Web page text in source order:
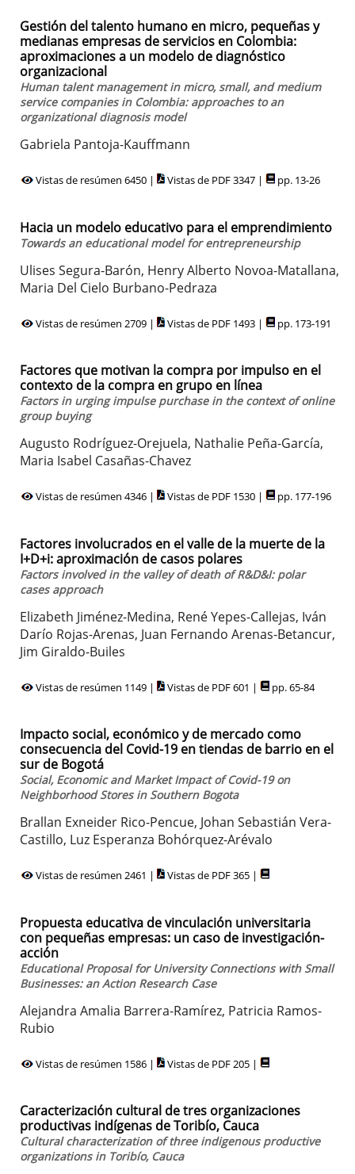
Gestión del talento humano en micro, pequeñas y
medianas empresas de servicios en Colombia:
aproximaciones a un modelo de diagnóstico
organizacional
Human talent management in micro, small, and medium
service companies in Colombia: approaches to an
organizational diagnosis model
Gabriela Pantoja-Kauffmann
Vistas de resúmen 6450 | Vistas de PDF 3347 | pp. 13-26
Hacia un modelo educativo para el emprendimiento
Towards an educational model for entrepreneurship
Ulises Segura-Barón, Henry Alberto Novoa-Matallana,
Maria Del Cielo Burbano-Pedraza
Vistas de resúmen 2709 | Vistas de PDF 1493 | pp. 173-191
Factores que motivan la compra por impulso en el
contexto de la compra en grupo en línea
Factors in urging impulse purchase in the context of online
group buying
Augusto Rodríguez-Orejuela, Nathalie Peña-García,
Maria Isabel Casañas-Chavez
Vistas de resúmen 4346 | Vistas de PDF 1530 | pp. 177-196
Factores involucrados en el valle de la muerte de la
I+D+i: aproximación de casos polares
Factors involved in the valley of death of R&D&I: polar
cases approach
Elizabeth Jiménez-Medina, René Yepes-Callejas, Iván
Darío Rojas-Arenas, Juan Fernando Arenas-Betancur,
Jim Giraldo-Builes
Vistas de resúmen 1149 | Vistas de PDF 601 | pp. 65-84
Impacto social, económico y de mercado como
consecuencia del Covid-19 en tiendas de barrio en el
sur de Bogotá
Social, Economic and Market Impact of Covid-19 on
Neighborhood Stores in Southern Bogota
Brallan Exneider Rico-Pencue, Johan Sebastián Vera-
Castillo, Luz Esperanza Bohórquez-Arévalo
Vistas de resúmen 2461 | Vistas de PDF 365 |
Propuesta educativa de vinculación universitaria
con pequeñas empresas: un caso de investigación-
acción
Educational Proposal for University Connections with Small
Businesses: an Action Research Case
Alejandra Amalia Barrera-Ramírez, Patricia Ramos-
Rubio
Vistas de resúmen 1586 | Vistas de PDF 205 |
Caracterización cultural de tres organizaciones
productivas indígenas de Toribío, Cauca
Cultural characterization of three indigenous productive
organizations in Toribío, Cauca